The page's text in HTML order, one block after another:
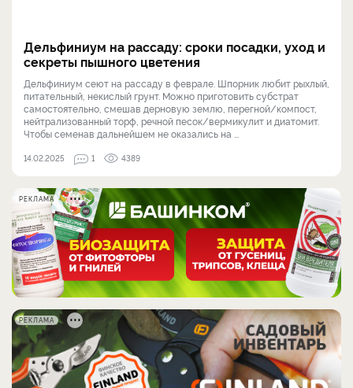
Дельфиниум на рассаду: сроки посадки, уход и
секреты пышного цветения
Дельфиниум сеют на рассаду в феврале. Шпорник любит рыхлый,
питательный, некислый грунт. Можно приготовить субстрат
самостоятельно, смешав дерновую землю, перегной/компост,
нейтрализованный торф, речной песок/вермикулит и диатомит.
Чтобы семенав дальнейшем не оказались на ...
14.02.2025 1 4389
РЕКЛАМА
РЕКЛАМА